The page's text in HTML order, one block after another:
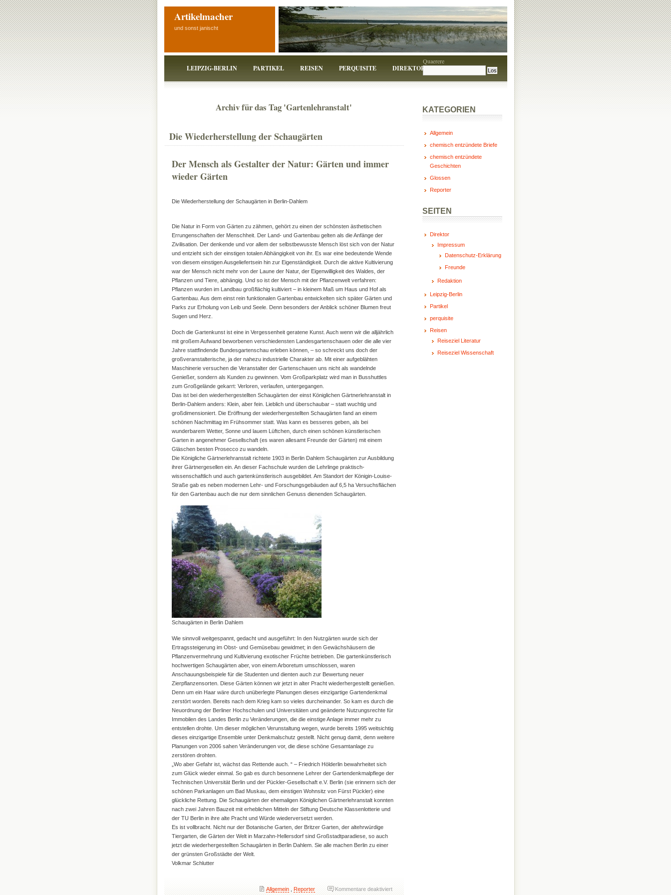
Artikelmacher
und sonst janischt
LEIPZIG-BERLIN PARTIKEL REISEN PERQUISITE DIREKTOR
Quaerere
Archiv für das Tag 'Gartenlehranstalt'
Die Wiederherstellung der Schaugärten
Der Mensch als Gestalter der Natur: Gärten und immer
wieder Gärten
Die Wiederherstellung der Schaugärten in Berlin-Dahlem
Die Natur in Form von Gärten zu zähmen, gehört zu einen der schönsten ästhetischen
Errungenschaften der Menschheit. Der Land- und Gartenbau gelten als die Anfänge der
Zivilisation. Der denkende und vor allem der selbstbewusste Mensch löst sich von der Natur
und entzieht sich der einstigen totalen Abhängigkeit von ihr. Es war eine bedeutende Wende
von diesem einstigen Ausgeliefertsein hin zur Eigenständigkeit. Durch die aktive Kultivierung
war der Mensch nicht mehr von der Laune der Natur, der Eigenwilligkeit des Waldes, der
Pflanzen und Tiere, abhängig. Und so ist der Mensch mit der Pflanzenwelt verfahren:
Pflanzen wurden im Landbau großflächig kultiviert – in kleinem Maß um Haus und Hof als
Gartenbau. Aus dem einst rein funktionalen Gartenbau entwickelten sich später Gärten und
Parks zur Erholung von Leib und Seele. Denn besonders der Anblick schöner Blumen freut
Sugen und Herz.
Doch die Gartenkunst ist eine in Vergessenheit geratene Kunst. Auch wenn wir die alljährlich
mit großem Aufwand beworbenen verschiedensten Landesgartenschauen oder die alle vier
Jahre stattfindende Bundesgartenschau erleben können, – so schreckt uns doch der
großveranstalterische, ja der nahezu industrielle Charakter ab. Mit einer aufgeblähten
Maschinerie versuchen die Veranstalter der Gartenschauen uns nicht als wandelnde
Genießer, sondern als Kunden zu gewinnen. Vom Großparkplatz wird man in Busshuttles
zum Großgelände gekarrt: Verloren, verlaufen, untergegangen.
Das ist bei den wiederhergestellten Schaugärten der einst Königlichen Gärtnerlehranstalt in
Berlin-Dahlem anders: Klein, aber fein. Lieblich und überschaubar – statt wuchtig und
großdimensioniert. Die Eröffnung der wiederhergestellten Schaugärten fand an einem
schönen Nachmittag im Frühsommer statt. Was kann es besseres geben, als bei
wunderbarem Wetter, Sonne und lauem Lüftchen, durch einen schönen künstlerischen
Garten in angenehmer Gesellschaft (es waren allesamt Freunde der Gärten) mit einem
Gläschen besten Prosecco zu wandeln.
Die Königliche Gärtnerlehranstalt richtete 1903 in Berlin Dahlem Schaugärten zur Ausbildung
ihrer Gärtnergesellen ein. An dieser Fachschule wurden die Lehrlinge praktisch-
wissenschaftlich und auch gartenkünstlerisch ausgebildet. Am Standort der Königin-Louise-
Straße gab es neben modernen Lehr- und Forschungsgebäuden auf 6,5 ha Versuchsflächen
für den Gartenbau auch die nur dem sinnlichen Genuss dienenden Schaugärten.
Schaugärten in Berlin Dahlem
Wie sinnvoll weitgespannt, gedacht und ausgeführt: In den Nutzgärten wurde sich der
Ertragssteigerung im Obst- und Gemüsebau gewidmet; in den Gewächshäusern die
Pflanzenvermehrung und Kultivierung exotischer Früchte betrieben. Die gartenkünstlerisch
hochwertigen Schaugärten aber, von einem Arboretum umschlossen, waren
Anschauungsbeispiele für die Studenten und dienten auch zur Bewertung neuer
Zierpflanzensorten. Diese Gärten können wir jetzt in alter Pracht wiederhergestellt genießen.
Denn um ein Haar wäre durch unüberlegte Planungen dieses einzigartige Gartendenkmal
zerstört worden. Bereits nach dem Krieg kam so vieles durcheinander. So kam es durch die
Neuordnung der Berliner Hochschulen und Universitäten und geänderte Nutzungsrechte für
Immobilen des Landes Berlin zu Veränderungen, die die einstige Anlage immer mehr zu
entstellen drohte. Um dieser möglichen Verunstaltung wegen, wurde bereits 1995 weitsichtig
dieses einzigartige Ensemble unter Denkmalschutz gestellt. Nicht genug damit, denn weitere
Planungen von 2006 sahen Veränderungen vor, die diese schöne Gesamtanlage zu
zerstören drohten.
„Wo aber Gefahr ist, wächst das Rettende auch. “ – Friedrich Hölderlin bewahrheitet sich
zum Glück wieder einmal. So gab es durch besonnene Lehrer der Gartendenkmalpflege der
Technischen Universität Berlin und der Pückler-Gesellschaft e.V. Berlin (sie erinnern sich der
schönen Parkanlagen um Bad Muskau, dem einstigen Wohnsitz von Fürst Pückler) eine
glückliche Rettung. Die Schaugärten der ehemaligen Königlichen Gärtnerlehranstalt konnten
nach zwei Jahren Bauzeit mit erheblichen Mitteln der Stiftung Deutsche Klassenlotterie und
der TU Berlin in ihre alte Pracht und Würde wiederversetzt werden.
Es ist vollbracht. Nicht nur der Botanische Garten, der Britzer Garten, der altehrwürdige
Tiergarten, die Gärten der Welt in Marzahn-Hellersdorf sind Großstadtparadiese, so auch
jetzt die wiederhergestellten Schaugärten in Berlin Dahlem. Sie alle machen Berlin zu einer
der grünsten Großstädte der Welt.
Volkmar Schlutter
Allgemein, Reporter Kommentare deaktiviertfür
KATEGORIEN
Allgemein
chemisch entzündete Briefe
chemisch entzündete
Geschichten
Glossen
Reporter
SEITEN
Direktor
Impressum
Datenschutz-Erklärung
Freunde
Redaktion
Leipzig-Berlin
Partikel
perquisite
Reisen
Reiseziel Literatur
Reiseziel Wissenschaft